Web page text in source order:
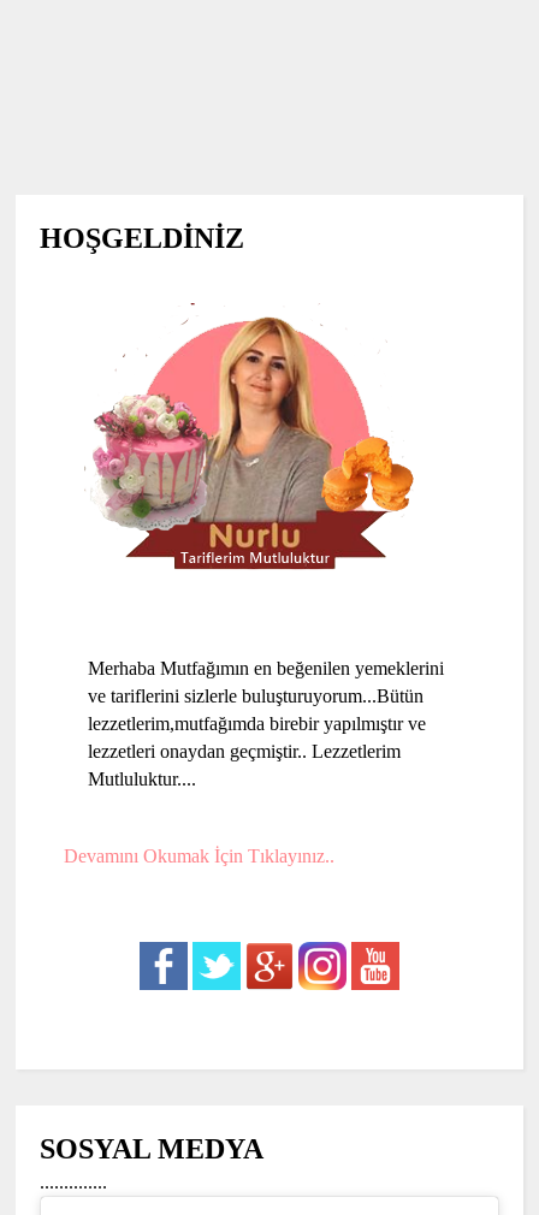
HOŞGELDİNİZ
Merhaba Mutfağımın en beğenilen yemeklerini
ve tariflerini sizlerle buluşturuyorum...Bütün
lezzetlerim,mutfağımda birebir yapılmıştır ve
lezzetleri onaydan geçmiştir.. Lezzetlerim
Mutluluktur....
Devamını Okumak İçin Tıklayınız..
SOSYAL MEDYA
..............